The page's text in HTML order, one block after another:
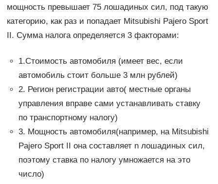
мощность превышает 75 лошадиных сил, под такую
категорию, как раз и попадает Mitsubishi Pajero Sport
II. Сумма налога определяется 3 факторами:
1.Стоимость автомобиля (имеет вес, если
автомобиль стоит больше 3 млн рублей)
2. Регион регистрации авто( местные органы
управления вправе сами устанавливать ставку
по транспортному налогу)
3. Мощность автомобиля(например, на Mitsubishi
Pajero Sport II она составляет n лошадиных сил,
поэтому ставка по налогу умножается на это
число)